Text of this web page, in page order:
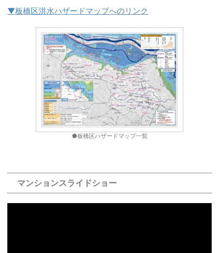
▼板橋区洪水ハザードマップへのリンク
●板橋区ハザードマップ一覧
マンションスライドショー